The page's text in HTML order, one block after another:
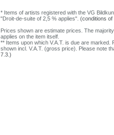
* Items of artists registered with the VG
"Droit-de-suite of 2,5 % applies". (conditions of
Prices shown are estimate prices. The
applies on the item itself.
** Items upon which V.A.T. is due are
shown incl. V.A.T. (gross price). Please note
7.3.)